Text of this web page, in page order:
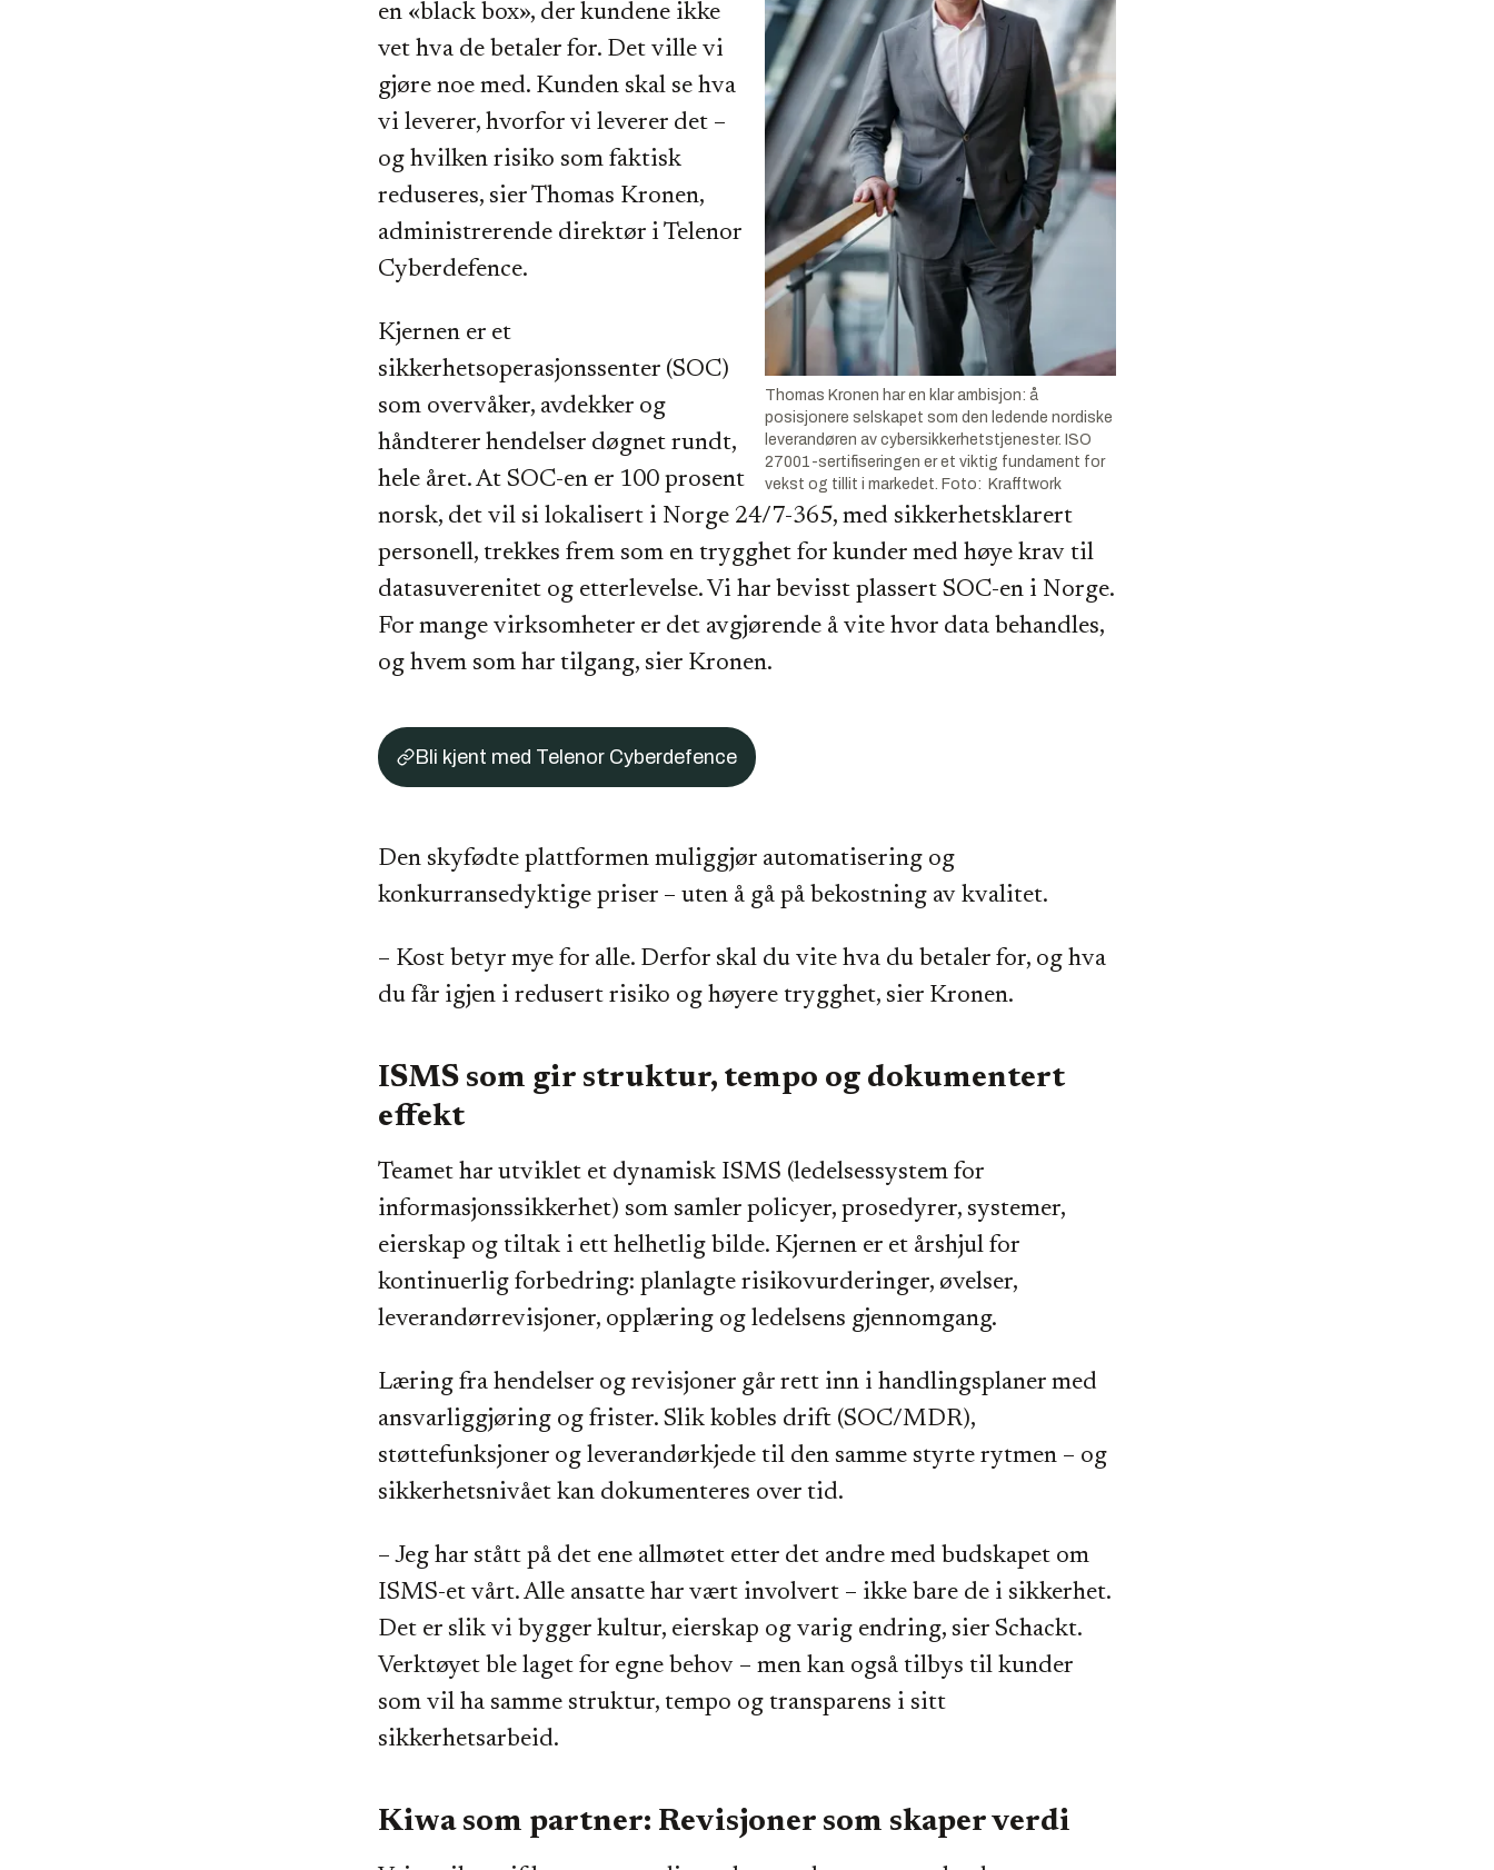
Thomas Kronen har en klar ambisjon: å
posisjonere selskapet som den ledende nordiske
leverandøren av cybersikkerhetstjenester. ISO
27001-sertifiseringen er et viktig fundament for
vekst og tillit i markedet. Foto: Krafftwork
en «black box», der kundene ikke
vet hva de betaler for. Det ville vi
gjøre noe med. Kunden skal se hva
vi leverer, hvorfor vi leverer det –
og hvilken risiko som faktisk
reduseres, sier Thomas Kronen,
administrerende direktør i Telenor
Cyberdefence.
Kjernen er et
sikkerhetsoperasjonssenter (SOC)
som overvåker, avdekker og
håndterer hendelser døgnet rundt,
hele året. At SOC-en er 100 prosent
norsk, det vil si lokalisert i Norge 24/7-365, med sikkerhetsklarert
personell, trekkes frem som en trygghet for kunder med høye krav til
datasuverenitet og etterlevelse. Vi har bevisst plassert SOC-en i Norge.
For mange virksomheter er det avgjørende å vite hvor data behandles,
og hvem som har tilgang, sier Kronen.
Bli kjent med Telenor Cyberdefence
Den skyfødte plattformen muliggjør automatisering og
konkurransedyktige priser – uten å gå på bekostning av kvalitet.
– Kost betyr mye for alle. Derfor skal du vite hva du betaler for, og hva
du får igjen i redusert risiko og høyere trygghet, sier Kronen.
ISMS som gir struktur, tempo og dokumentert
effekt
Teamet har utviklet et dynamisk ISMS (ledelsessystem for
informasjonssikkerhet) som samler policyer, prosedyrer, systemer,
eierskap og tiltak i ett helhetlig bilde. Kjernen er et årshjul for
kontinuerlig forbedring: planlagte risikovurderinger, øvelser,
leverandørrevisjoner, opplæring og ledelsens gjennomgang.
Læring fra hendelser og revisjoner går rett inn i handlingsplaner med
ansvarliggjøring og frister. Slik kobles drift (SOC/MDR),
støttefunksjoner og leverandørkjede til den samme styrte rytmen – og
sikkerhetsnivået kan dokumenteres over tid.
– Jeg har stått på det ene allmøtet etter det andre med budskapet om
ISMS-et vårt. Alle ansatte har vært involvert – ikke bare de i sikkerhet.
Det er slik vi bygger kultur, eierskap og varig endring, sier Schackt.
Verktøyet ble laget for egne behov – men kan også tilbys til kunder
som vil ha samme struktur, tempo og transparens i sitt
sikkerhetsarbeid.
Kiwa som partner: Revisjoner som skaper verdi